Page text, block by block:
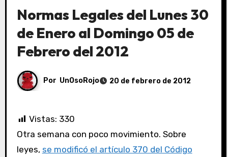
Normas Legales del Lunes 30
de Enero al Domingo 05 de
Febrero del 2012
Por UnOsoRojo 20 de febrero de 2012
Vistas: 330
Otra semana con poco movimiento. Sobre
leyes, se modificó el artículo 370 del Código